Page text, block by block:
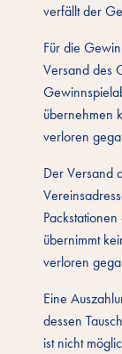
verfällt der
Für die
Versand des
übernehmen
verloren
Der Versand
übernimmt
verloren
Eine
dessen
ist nicht